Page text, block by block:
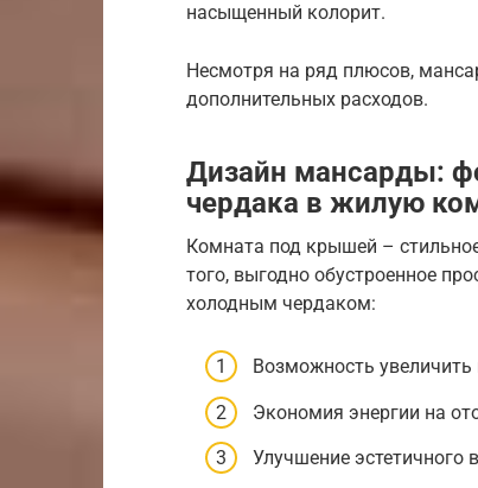
насыщенный колорит.
Несмотря на ряд плюсов,
дополнительных расходов.
Дизайн мансарды:
чердака в жилую
Комната под крышей –
того, выгодно обустроенное
холодным чердаком:
Возможность
Экономия энергии на
Улучшение эстетичного